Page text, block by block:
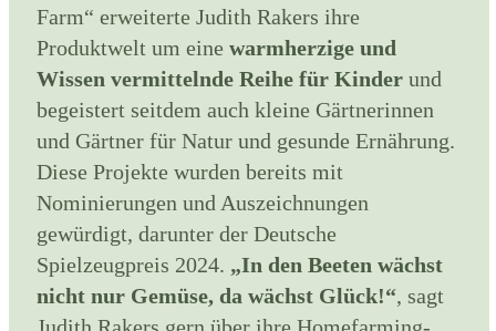
Farm“ erweiterte Judith Rakers ihre
Produktwelt um eine warmherzige und
Wissen vermittelnde Reihe für Kinder und
begeistert seitdem auch kleine Gärtnerinnen
und Gärtner für Natur und gesunde Ernährung.
Diese Projekte wurden bereits mit
Nominierungen und Auszeichnungen
gewürdigt, darunter der Deutsche
Spielzeugpreis 2024. „In den Beeten wächst
nicht nur Gemüse, da wächst Glück!“, sagt